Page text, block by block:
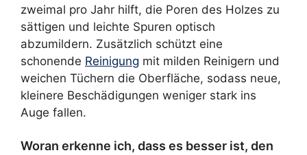
zweimal pro Jahr hilft, die Poren des Holzes zu
sättigen und leichte Spuren optisch
abzumildern. Zusätzlich schützt eine
schonende Reinigung mit milden Reinigern und
weichen Tüchern die Oberfläche, sodass neue,
kleinere Beschädigungen weniger stark ins
Auge fallen.
Woran erkenne ich, dass es besser ist, den